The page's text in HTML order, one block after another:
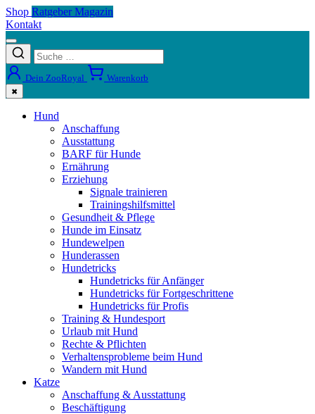
Shop Ratgeber Magazin
Kontakt
Dein ZooRoyal Warenkorb
✖
Hund
Anschaffung
Ausstattung
BARF für Hunde
Ernährung
Erziehung
Signale trainieren
Trainingshilfsmittel
Gesundheit & Pflege
Hunde im Einsatz
Hundewelpen
Hunderassen
Hundetricks
Hundetricks für Anfänger
Hundetricks für Fortgeschrittene
Hundetricks für Profis
Training & Hundesport
Urlaub mit Hund
Rechte & Pflichten
Verhaltensprobleme beim Hund
Wandern mit Hund
Katze
Anschaffung & Ausstattung
Beschäftigung